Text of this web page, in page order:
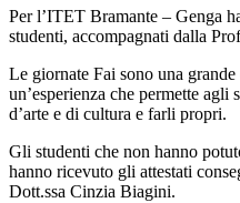
Per l’ITET Bramante – Genga
studenti, accompagnati dalla
Le giornate Fai sono una
un’esperienza che permette
d’arte e di cultura e farli propri.
Gli studenti che non hanno
hanno ricevuto gli attestati
Dott.ssa Cinzia Biagini.